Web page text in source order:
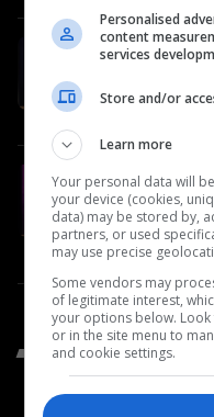
#81:
Video
#19
Video
Të Fundit nga
Personalised
content
services
Store and/or
Learn more
Your personal data will
your device (cookies,
data) may be stored by,
partners, or used
may use precise
Some vendors may
of legitimate interest,
your options below.
or in the site menu to
and cookie settings.